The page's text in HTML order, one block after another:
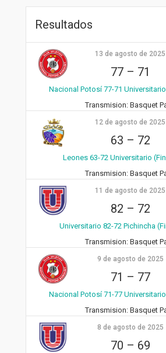
Resultados
13 de agosto de 2025
77– 71
Nacional Potosí 77-71
Transmision:Basquet
12 de agosto de 2025
63 – 72
Leones 63-72 Universitario
Transmision:Basquet
11 de agosto de 2025
82 – 72
Universitario 82-72 Pichincha
Transmision:Basquet
9 de agosto de 2025
71 – 77
Nacional Potosí 71-77
Transmision:Basquet
8 de agosto de 2025
70 – 69